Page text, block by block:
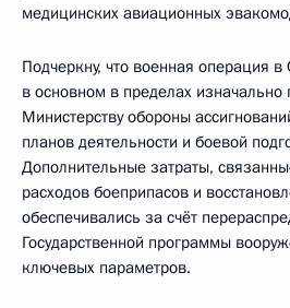
медицинских авиационных
Подчеркну, что военная операция
в основном в пределах изначально
Министерству обороны
планов деятельности и боевой
Дополнительные затраты,
расходов боеприпасов и
обеспечивались за счёт
Государственной программы
ключевых параметров.